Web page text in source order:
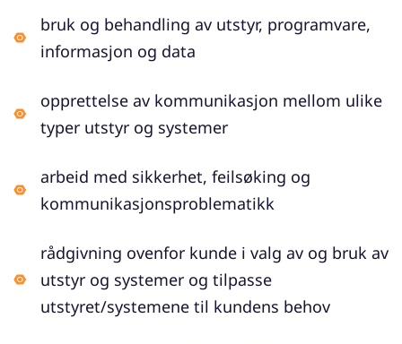
bruk og behandling av utstyr, programvare,
informasjon og data
opprettelse av kommunikasjon mellom ulike
typer utstyr og systemer
arbeid med sikkerhet, feilsøking og
kommunikasjonsproblematikk
rådgivning ovenfor kunde i valg av og bruk av
utstyr og systemer og tilpasse
utstyret/systemene til kundens behov